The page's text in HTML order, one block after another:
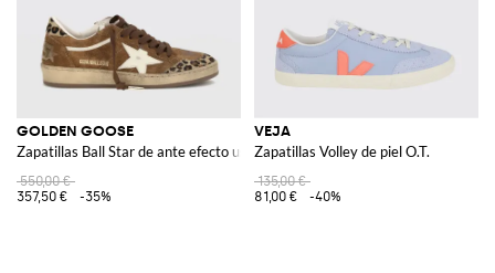
GOLDEN GOOSE
Zapatillas Ball Star de ante efecto usado y piel de potro con estampado
550,00 €
357,50 €
-35%
VEJA
Zapatillas Volley de piel O.T.
135,00 €
81,00 €
-40%